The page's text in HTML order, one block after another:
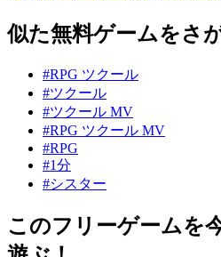
似た無料ゲームをさ
#RPG ツクール
#ツクール
#ツクール MV
#RPG ツクール MV
#RPG
#1分
#シスター
このフリーゲームを